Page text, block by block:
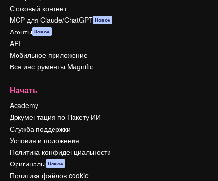
Стоковый контент
MCP для Claude/ChatGPT Новое
Агенты Новое
API
Мобильное приложение
Все инструменты Magnific
Начать
Academy
Документация по Пакету ИИ
Служба поддержки
Условия и положения
Политика конфиденциальности
Оригиналы Новое
Политика файлов cookie